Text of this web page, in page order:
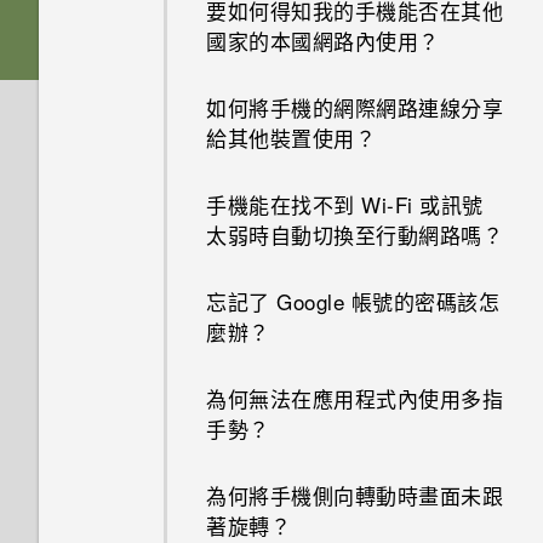
為何收不到使用 iPhone 的聯絡
人的訊息？
如何在訊息內加入簽名？
最近新增的聯絡人？
如何變更電子郵件訊息內的簽
要如何得知我的手機能否在其他
國家的本國網路內使用？
如何將手機的網際網路連線分享
給其他裝置使用？
手機能在找不到 Wi-Fi 或訊號
太弱時自動切換至行動網路嗎？
忘記了 Google 帳號的密碼該怎
麼辦？
為何無法在應用程式內使用多指
手勢？
為何將手機側向轉動時畫面未跟
著旋轉？